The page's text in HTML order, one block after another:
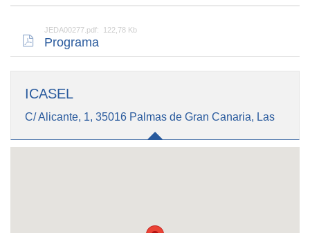
JEDA00277.pdf: 122,78 Kb
Programa
ICASEL
C/ Alicante, 1, 35016 Palmas de Gran Canaria, Las